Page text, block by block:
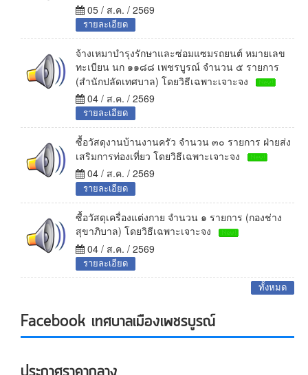
05 / ส.ค. / 2569
รายละเอียด
จ้างเหมาบำรุงรักษาและซ่อมแซมรถยนต์ หมายเลข
ทะเบียน นก ๑๑๘๘ เพชรบูรณ์ จำนวน ๕ รายการ
(สำนักปลัดเทศบาล) โดยวิธีเฉพาะเจาะจง
04 / ส.ค. / 2569
รายละเอียด
ซื้อวัสดุงานบ้านงานครัว จำนวน ๓๐ รายการ ฝ่ายส่ง
เสริมการท่องเที่ยว โดยวิธีเฉพาะเจาะจง
04 / ส.ค. / 2569
รายละเอียด
ซื้อวัสดุเครื่องแต่งกาย จำนวน ๑ รายการ (กองช่าง
สุขาภิบาล) โดยวิธีเฉพาะเจาะจง
04 / ส.ค. / 2569
รายละเอียด
ทั้งหมด
Facebook เทศบาลเมืองเพชรบูรณ์